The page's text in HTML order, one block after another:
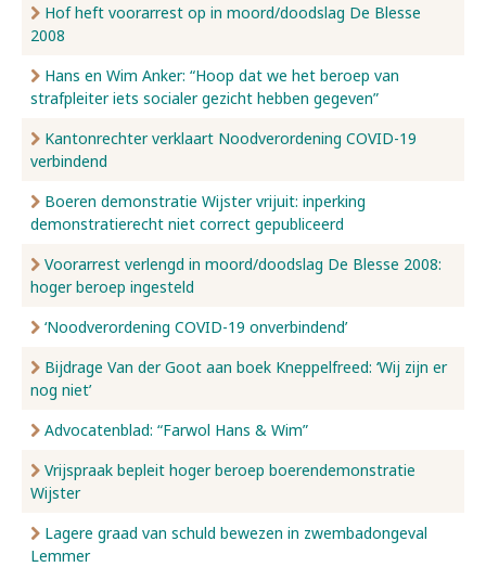
Hof heft voorarrest op in moord/doodslag De Blesse
2008
Hans en Wim Anker: “Hoop dat we het beroep van
strafpleiter iets socialer gezicht hebben gegeven”
Kantonrechter verklaart Noodverordening COVID-19
verbindend
Boeren demonstratie Wijster vrijuit: inperking
demonstratierecht niet correct gepubliceerd
Voorarrest verlengd in moord/doodslag De Blesse 2008:
hoger beroep ingesteld
‘Noodverordening COVID-19 onverbindend’
Bijdrage Van der Goot aan boek Kneppelfreed: ‘Wij zijn er
nog niet’
Advocatenblad: “Farwol Hans & Wim”
Vrijspraak bepleit hoger beroep boerendemonstratie
Wijster
Lagere graad van schuld bewezen in zwembadongeval
Lemmer